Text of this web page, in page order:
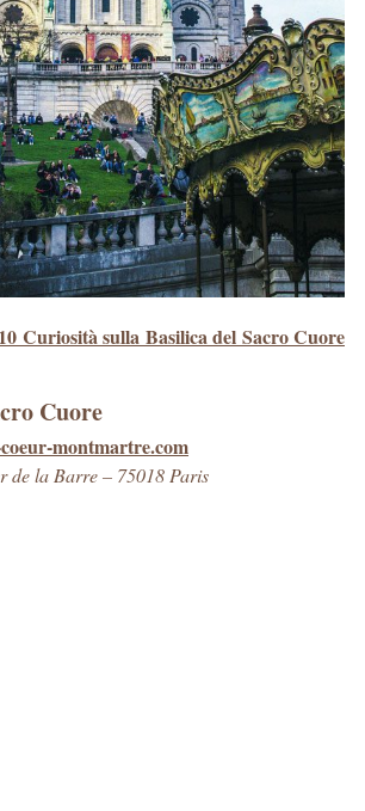
10 Curiosità sulla Basilica del Sacro Cuore
Cuore
montmartre.com
de la Barre – 75018 Paris